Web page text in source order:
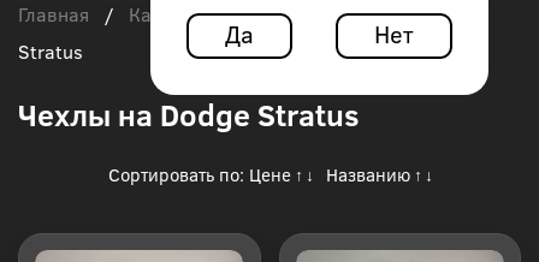
Да Нет
Главная / Каталог чехлов / Dodge / Dodge
Stratus
Чехлы на Dodge Stratus
Сортировать по: Цене ↑ ↓ Названию ↑ ↓